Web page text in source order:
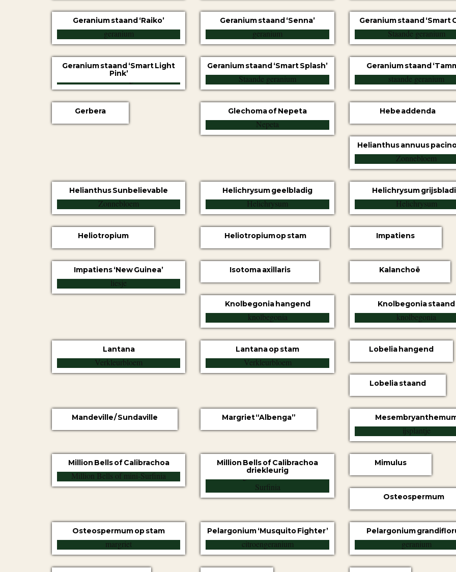
Geranium staand ‘Raiko’ Geranium staand ‘Senna’ Geranium staand ‘Smart
Geranium staand ‘Smart Light
Pink’
Geranium staand ‘Smart Splash’ Geranium staand
Gerbera Glechoma of Nepeta Hebe addenda
Helianthus annuus
Helianthus Sunbelievable Helichrysum geelbladig Helichrysum
Heliotropium Heliotropium op stam Impatiens
Impatiens ‘New Guinea’ Isotoma axillaris Kalanchoë
Knolbegonia hangend Knolbegonia staand
Lantana Lantana op stam Lobelia hangend
Lobelia staand
Mandeville / Sundaville Margriet “Albenga”
Million Bells of Calibrachoa
Million Bells of Calibrachoa
driekleurig
Mimulus
Osteospermum
Osteospermum op stam Pelargonium ‘Musquito Fighter’ Pelargonium